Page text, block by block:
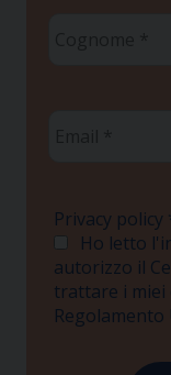
Privacy policy
Ho letto
autorizzo il
trattare i miei
Regolamento